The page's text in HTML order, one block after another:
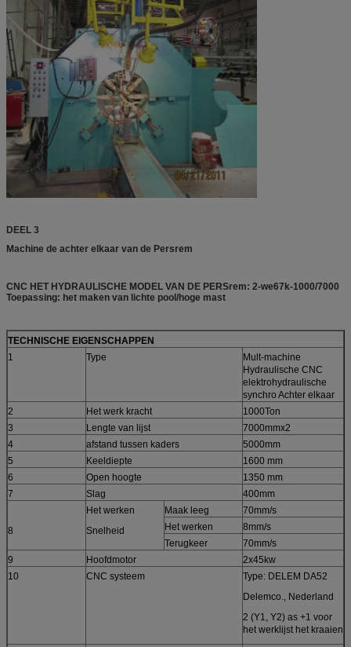
DEEL 3
Machine de achter elkaar van de Persrem
CNC HET HYDRAULISCHE MODEL VAN DE PERSrem: 2-we67k-1000/7000
Toepassing: het maken van lichte pool/hoge mast
TECHNISCHE EIGENSCHAPPEN
1
Type
Mult-machine
Hydraulische CNC
elektrohydraulische
synchro Achter elkaar
2
Het werk kracht
1000Ton
3
Lengte van lijst
7000mmx2
4
afstand tussen kaders
5000mm
5
Keeldiepte
1600 mm
6
Open hoogte
1350 mm
7
Slag 400mm
8
Het werken
Snelheid
Maak leeg
70mm/s
Het werken
8mm/s
Terugkeer
70mm/s
9
Hoofdmotor
2x45kw
10
CNC systeem
Type: DELEM DA52
Delemco., Nederland
2 (Y1, Y2) as +1 voor
het werklijst het kraaien